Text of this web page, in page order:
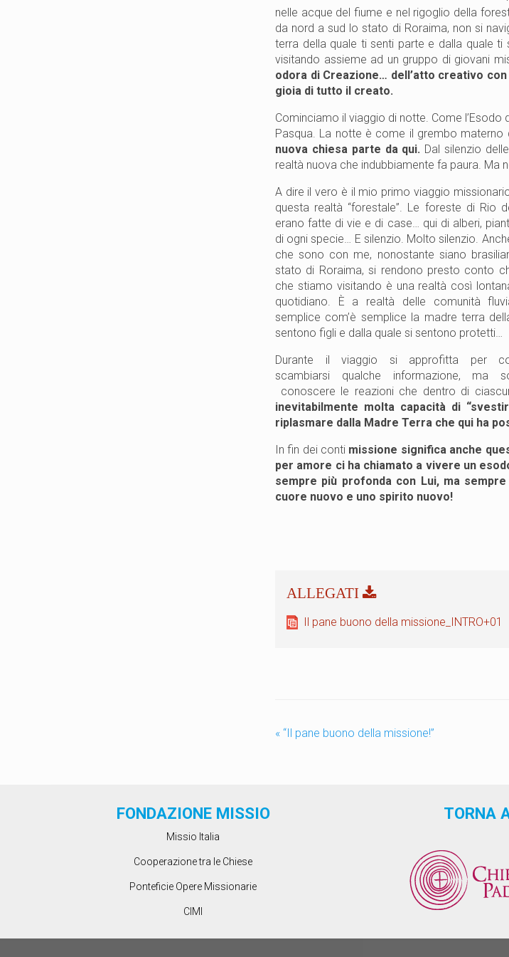
nelle acque del fiume e nel rigoglio della
da nord a sud lo stato di Roraima, non si
terra della quale ti senti parte e dalla quale
visitando assieme ad un gruppo di giovani
odora di Creazione… dell’atto creativo
gioia di tutto il creato.
Cominciamo il viaggio di notte. Come
Pasqua. La notte è come il grembo materno
nuova chiesa parte da qui. Dal silenzio
realtà nuova che indubbiamente fa paura. Ma
A dire il vero è il mio primo viaggio
questa realtà “forestale”. Le foreste di Rio
erano fatte di vie e di case… qui di alberi,
di ogni specie… E silenzio. Molto silenzio.
che sono con me, nonostante siano
stato di Roraima, si rendono presto conto
che stiamo visitando è una realtà così
quotidiano. È a realtà delle comunità
semplice com’è semplice la madre terra
sentono figli e dalla quale si sentono protetti…
Durante il viaggio si approfitta per
scambiarsi qualche informazione, ma
conoscere le reazioni che dentro di
inevitabilmente molta capacità di
riplasmare dalla Madre Terra che qui ha
In fin dei conti missione significa anche
per amore ci ha chiamato a vivere un
sempre più profonda con Lui, ma
cuore nuovo e uno spirito nuovo!
Il pane buono della missione_INTRO+01
« “Il pane buono della missione!”
FONDAZIONE MISSIO
Missio Italia
Cooperazione tra le Chiese
Ponteficie Opere Missionarie
CIMI
TORNA